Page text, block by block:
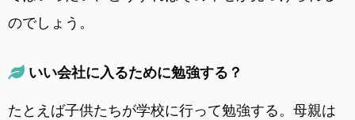
のでしょう。
いい会社に入るために勉強する？
たとえば子供たちが学校に行って勉強する。母親は